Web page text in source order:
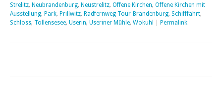
Strelitz, Neubrandenburg, Neustrelitz, Offene Kirchen, Offene Kirchen mit
Ausstellung, Park, Prillwitz, Radfernweg Tour-Brandenburg, Schifffahrt,
Schloss, Tollensesee, Userin, Useriner Mühle, Wokuhl Permalink